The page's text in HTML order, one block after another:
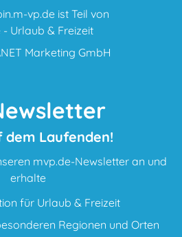
vp.de ist Teil von
- Urlaub & Freizeit
Marketing GmbH
dem Laufenden!
mvp.de-Newsletter an und
erhalte
für Urlaub & Freizeit
Regionen und Orten